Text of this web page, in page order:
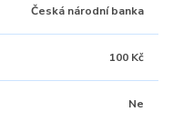
Česká národní banka
100 Kč
Ne